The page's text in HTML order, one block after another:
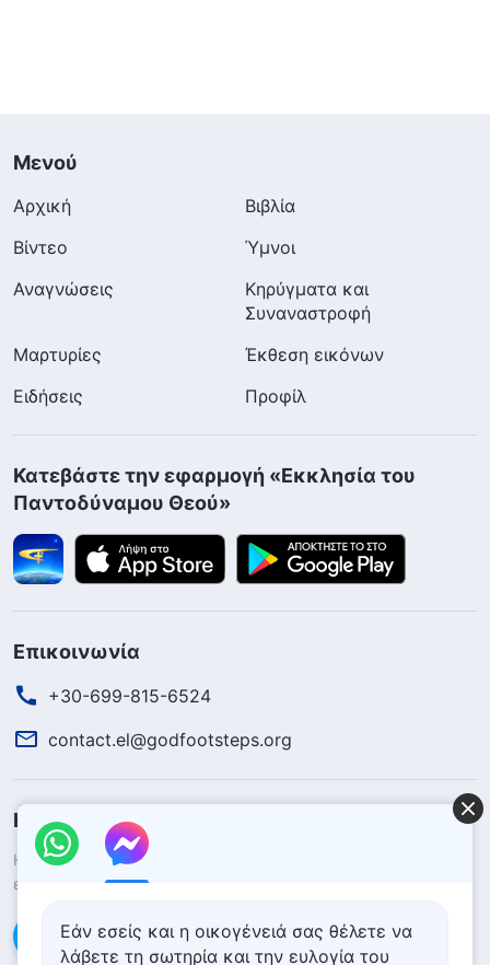
Μενού
Αρχική
Βιβλία
Βίντεο
Ύμνοι
Αναγνώσεις
Κηρύγματα και
Συναναστροφή
Μαρτυρίες
Έκθεση εικόνων
Ειδήσεις
Προφίλ
Κατεβάστε την εφαρμογή «Εκκλησία του
Παντοδύναμου Θεού»
Επικοινωνία
+30-699-815-6524
contact.el@godfootsteps.org
Η βασιλεία του Θεού κατέρχεται
Η βασιλεία του Θεού έχει κατέλθει στον κόσμο! Θέλετε να
εισέλθετε στη βασιλεία του Θεού;
Επικοινωνήστε μαζί μας μέσω Messenger
Εάν εσείς και η οικογένειά σας θέλετε να
λάβετε τη σωτηρία και την ευλογία του